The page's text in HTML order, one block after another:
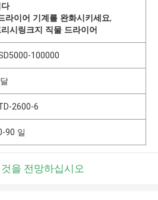
다
라이어 기계를 완화시키세요,
리시링크지 직물 드라이어
100000
2600-6
90 일
을 전망하십시오